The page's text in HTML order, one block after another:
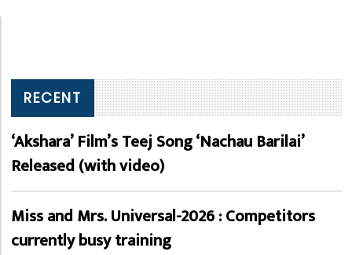
RECENT
‘Akshara’ Film’s Teej Song ‘Nachau Barilai’
Released (with video)
Miss and Mrs. Universal-2026 : Competitors
currently busy training